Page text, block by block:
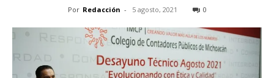
Por Redacción - 5 agosto, 2021 0